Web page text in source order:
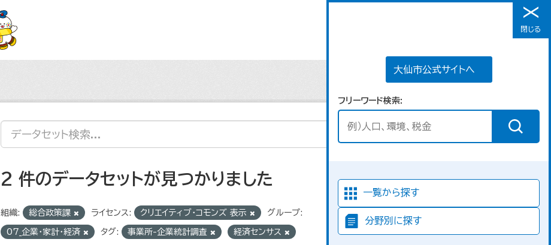
メニュー
大仙市公式サイトへ
フリーワード検索
一覧から探す
分野別に探す
閉じる
2 件のデータセットが見つかりました
組織: 総合政策課 ライセンス: クリエイティブ・コモンズ 表示 グループ:
07_企業・家計・経済 タグ: 事業所-企業統計調査 経済センサス